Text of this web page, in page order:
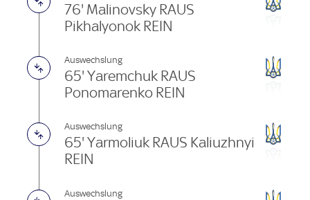
76' Malinovsky RAUS
Pikhalyonok REIN
Auswechslung
65' Yaremchuk RAUS
Ponomarenko REIN
Auswechslung
65' Yarmoliuk RAUS Kaliuzhnyi
REIN
Auswechslung